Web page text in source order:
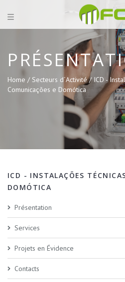
Home / Secteurs d´Activité /ICD -
Comunicações e Domótica
ICD - INSTALAÇÕES
DOMÓTICA
Présentation
Services
Projets en Évidence
Contacts